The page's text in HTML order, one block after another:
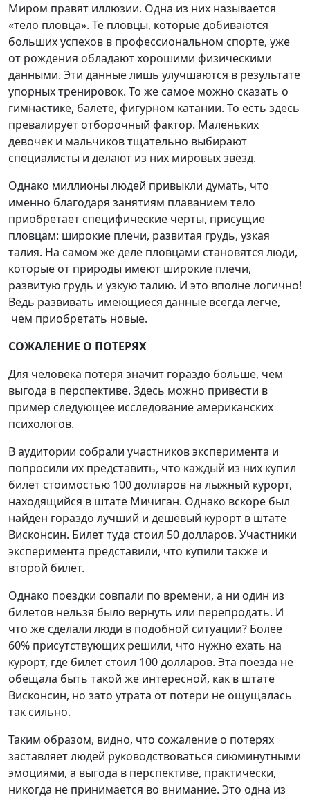
Миром правят иллюзии. Одна из них называется
«тело пловца». Те пловцы, которые добиваются
больших успехов в профессиональном спорте, уже
от рождения обладают хорошими физическими
данными. Эти данные лишь улучшаются в результате
упорных тренировок. То же самое можно сказать о
гимнастике, балете, фигурном катании. То есть здесь
превалирует отборочный фактор. Маленьких
девочек и мальчиков тщательно выбирают
специалисты и делают из них мировых звёзд.
Однако миллионы людей привыкли думать, что
именно благодаря занятиям плаванием тело
приобретает специфические черты, присущие
пловцам: широкие плечи, развитая грудь, узкая
талия. На самом же деле пловцами становятся люди,
которые от природы имеют широкие плечи,
развитую грудь и узкую талию. И это вполне логично!
Ведь развивать имеющиеся данные всегда легче,
чем приобретать новые.
СОЖАЛЕНИЕ О ПОТЕРЯХ
Для человека потеря значит гораздо больше, чем
выгода в перспективе. Здесь можно привести в
пример следующее исследование американских
психологов.
В аудитории собрали участников эксперимента и
попросили их представить, что каждый из них купил
билет стоимостью 100 долларов на лыжный курорт,
находящийся в штате Мичиган. Однако вскоре был
найден гораздо лучший и дешёвый курорт в штате
Висконсин. Билет туда стоил 50 долларов. Участники
эксперимента представили, что купили также и
второй билет.
Однако поездки совпали по времени, а ни один из
билетов нельзя было вернуть или перепродать. И
что же сделали люди в подобной ситуации? Более
60% присутствующих решили, что нужно ехать на
курорт, где билет стоил 100 долларов. Эта поезда не
обещала быть такой же интересной, как в штате
Висконсин, но зато утрата от потери не ощущалась
так сильно.
Таким образом, видно, что сожаление о потерях
заставляет людей руководствоваться сиюминутными
эмоциями, а выгода в перспективе, практически,
никогда не принимается во внимание. Это одна из